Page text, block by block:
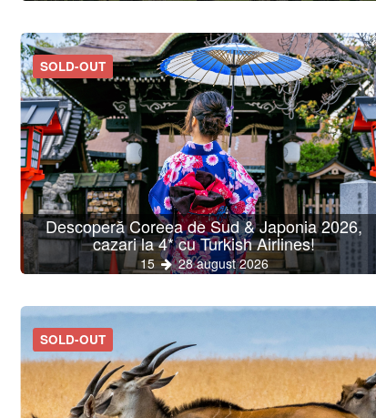
SOLD-OUT
Descoperă Coreea de Sud & Japonia 2026,
cazari la 4* cu Turkish Airlines!
15 28 august 2026
SOLD-OUT